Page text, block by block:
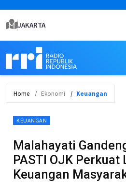
JAKARTA
Home Ekonomi Keuangan
KEUANGAN
Malahayati
PASTI OJK Perkuat
Keuangan